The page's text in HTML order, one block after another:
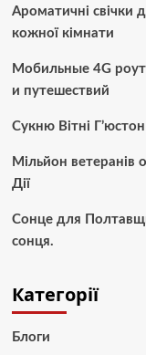
Ароматичні свічки
кожної кімнати
Мобильные 4G
и путешествий
Сукню Вітні
Мільйон ветеранів
Дії
Сонце для
сонця.
Категорії
Блоги